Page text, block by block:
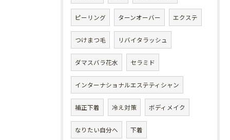
ピーリング ターンオーバー エクステ
つけまつ毛 リバイタラッシュ
ダマスバラ花水 セラミド
インターナショナルエステティシャン
補正下着 冷え対策 ボディメイク
なりたい自分へ 下着